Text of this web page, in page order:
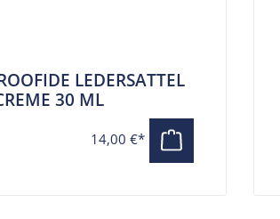
LEDERSATTEL
30 ML
14,00 €*